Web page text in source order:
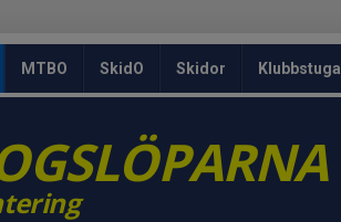
MTBO SkidO Skidor Klubbstuga